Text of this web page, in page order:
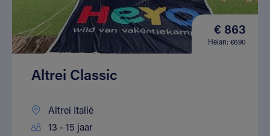
€ 863
Helan: €690
Altrei Classic
Altrei Italië
13 - 15 jaar